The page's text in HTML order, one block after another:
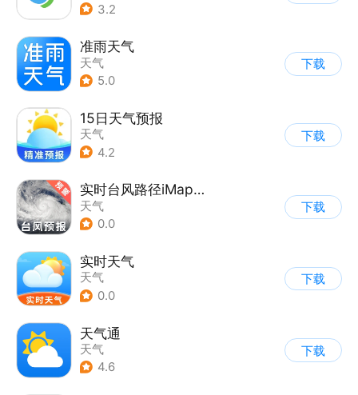
3.2
准雨天气
天气
5.0
下载
15日天气预报
天气
4.2
下载
实时台风路径iMap天气
天气
0.0
下载
实时天气
天气
0.0
下载
天气通
天气
4.6
下载